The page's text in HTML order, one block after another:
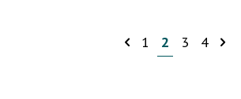
1 2 3 4